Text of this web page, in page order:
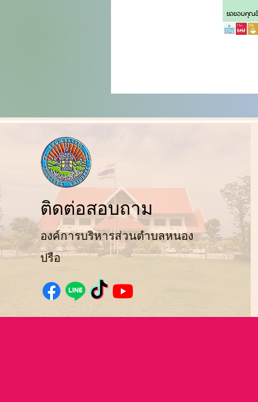
ติดต่อสอบถาม
องค์การบริหารส่วนตำบลหนอง
ปรือ